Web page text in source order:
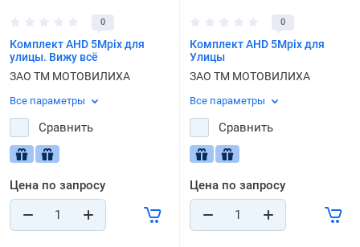
0
Комплект AHD 5Mpix для
улицы. Вижу всё
ЗАО ТМ МОТОВИЛИХА
Все параметры
Сравнить
Цена по запросу
0
Комплект AHD 5Mpix для
Улицы
ЗАО ТМ МОТОВИЛИХА
Все параметры
Сравнить
Цена по запросу